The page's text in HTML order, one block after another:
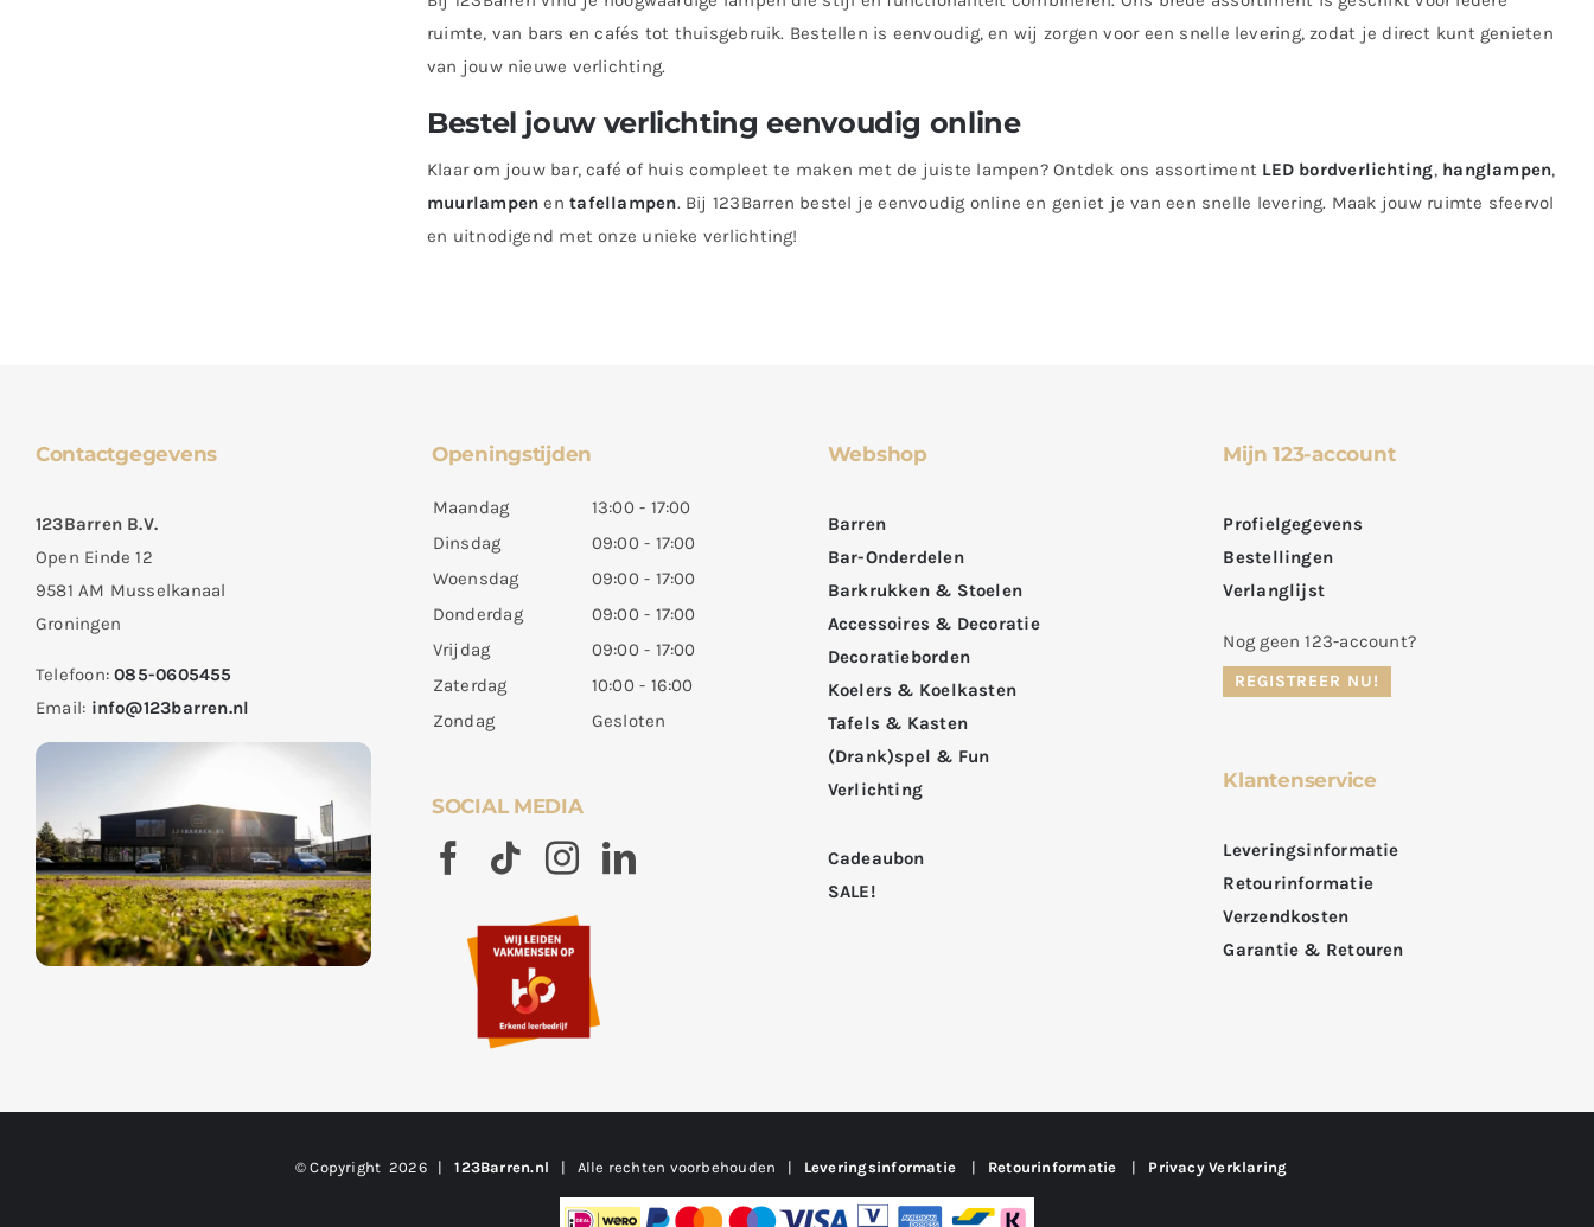
ruimte, van bars en cafés tot thuisgebruik. Bestellen is eenvoudig, en wij zorgen voor een snelle levering, zodat je direct kunt genieten
van jouw nieuwe verlichting.
Bestel jouw verlichting eenvoudig online
Klaar om jouw bar, café of huis compleet te maken met de juiste lampen? Ontdek ons assortiment LED bordverlichting, hanglampen,
muurlampen entafellampen. Bij 123Barren bestel je eenvoudig online en geniet je van een snelle levering. Maak jouw ruimte sfeervol
en uitnodigend met onze unieke verlichting!
Contactgegevens
123Barren B.V.
Open Einde 12
9581 AM Musselkanaal
Groningen
Telefoon:085-0605455
Email: info@123barren.nl
Openingstijden
Maandag
13:00 - 17:00
Dinsdag
09:00 - 17:00
Woensdag
09:00 - 17:00
Donderdag
09:00 - 17:00
Vrijdag
09:00 - 17:00
Zaterdag
10:00 - 16:00
Zondag
Gesloten
SOCIAL MEDIA
Webshop
Barren
Bar-Onderdelen
Barkrukken & Stoelen
Accessoires & Decoratie
Decoratieborden
Koelers & Koelkasten
Tafels & Kasten
(Drank)spel & Fun
Verlichting
Cadeaubon
SALE!
Mijn 123-account
Profielgegevens
Bestellingen
Verlanglijst
Nog geen 123-account?
REGISTREER NU!
Klantenservice
Leveringsinformatie
Retourinformatie
Verzendkosten
Garantie & Retouren
© Copyright 2026 |123Barren.nl | Alle rechten voorbehouden | Leveringsinformatie | Retourinformatie | Privacy Verklaring